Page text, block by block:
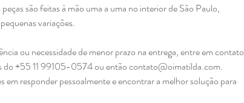
peças são feitas à mão uma a uma no interior de São Paulo,
variações.
ou necessidade de menor prazo na entrega, entre em contato
do +55 11 99105-0574 ou então contato@oimatilda.com.
em responder pessoalmente e encontrar a melhor solução para